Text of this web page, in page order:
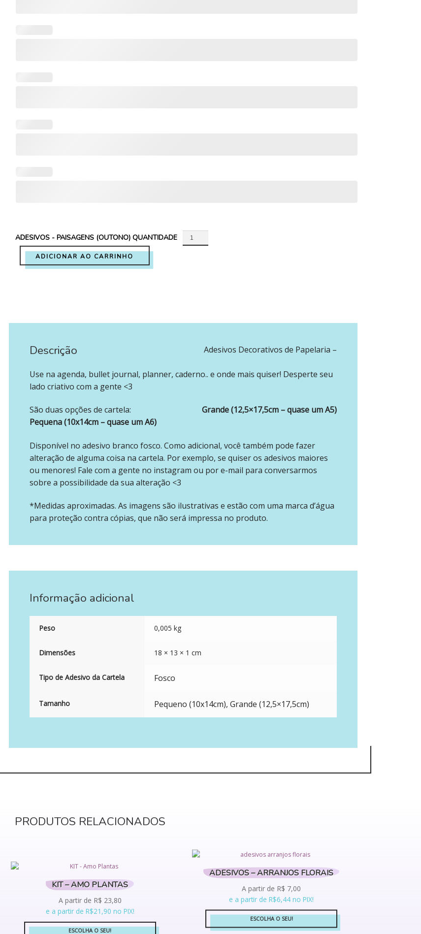
ADESIVOS - PAISAGENS (OUTONO) QUANTIDADE
ADICIONAR AO CARRINHO
Descrição Adesivos Decorativos de Papelaria –
Use na agenda, bullet journal, planner, caderno.. e onde mais quiser! Desperte seu
lado criativo com a gente <3
São duas opções de cartela:
Pequena (10x14cm – quase um A6)
Grande (12,5×17,5cm – quase um A5)
Disponível no adesivo branco fosco. Como adicional, você também pode fazer
alteração de alguma coisa na cartela. Por exemplo, se quiser os adesivos maiores
ou menores! Fale com a gente no instagram ou por e-mail para conversarmos
sobre a possibilidade da sua alteração <3
*Medidas aproximadas. As imagens são ilustrativas e estão com uma marca d’água
para proteção contra cópias, que não será impressa no produto.
Informação adicional
Peso 0,005 kg
Dimensões 18 × 13 × 1 cm
Tipo de Adesivo da Cartela Fosco
Tamanho Pequeno (10x14cm), Grande (12,5×17,5cm)
PRODUTOS RELACIONADOS
KIT – AMO PLANTAS
A partir de R$ 23,80
e a partir de R$21,90 no PIX!
ESCOLHA O SEU!
ADESIVOS – ARRANJOS FLORAIS
A partir de R$ 7,00
e a partir de R$6,44 no PIX!
ESCOLHA O SEU!